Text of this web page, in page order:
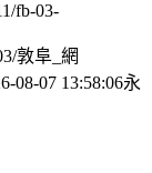
fb-03-
敦阜_網
08-07 13:58:06永